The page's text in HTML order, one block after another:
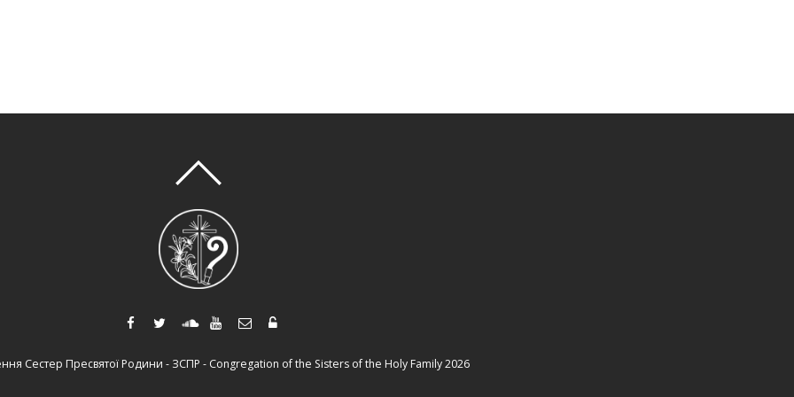
Можливо, це звучить надто просто для світу, який звик усе ускладнювати. […]
Читати далі...
Сестер Пресвятої Родини - ЗСПР - Congregation of the Sisters of the Holy Family2026